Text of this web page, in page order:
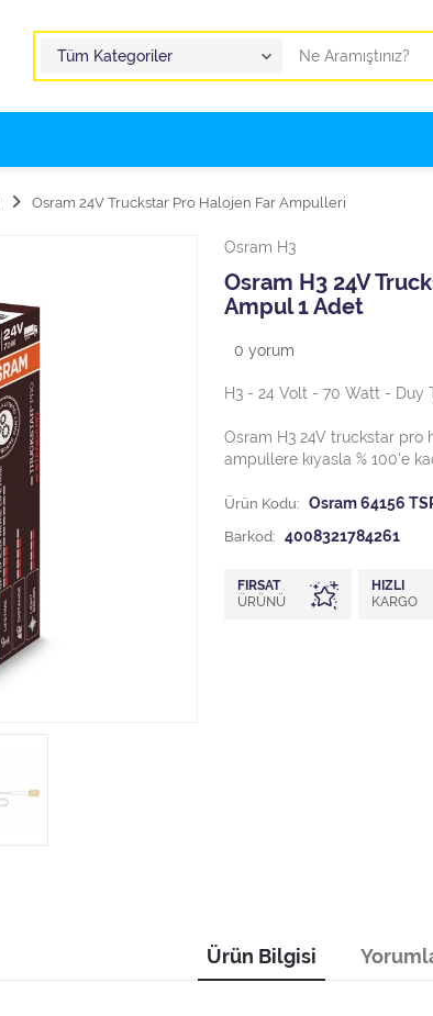
Osram 24V Truckstar Pro Halojen Far Ampulleri
Osram H3
Osram H3 24V
Ampul 1 Adet
0 yorum
H3 - 24 Volt - 70 Watt - Duy
Osram H3 24V truckstar pro
ampullere kıyasla % 100'e
Ürün Kodu: Osram 64156
Barkod: 4008321784261
FIRSAT
ÜRÜNÜ
HIZLI
KARGO
Ürün Bilgisi